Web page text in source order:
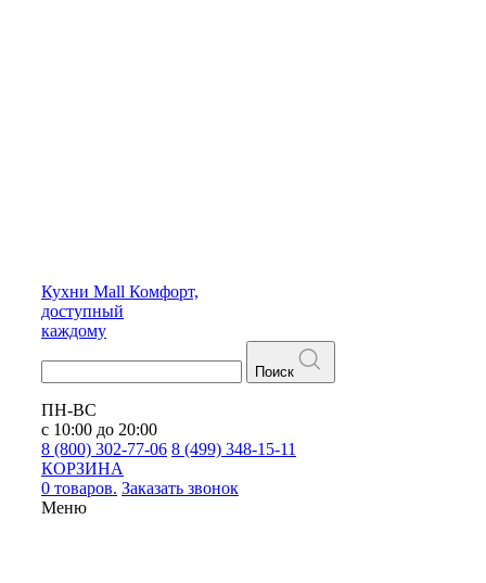
Кухни Mall Комфорт,
доступный
каждому
Поиск
ПН-ВС
с 10:00 до 20:00
8 (800) 302-77-06 8 (499) 348-15-11
КОРЗИНА
0 товаров. Заказать звонок
Меню